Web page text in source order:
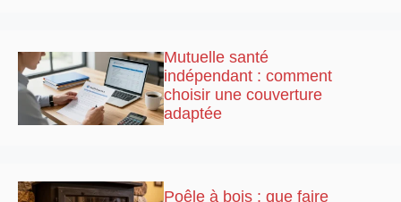
Mutuelle santé
indépendant : comment
choisir une couverture
adaptée
Poêle à bois : que faire